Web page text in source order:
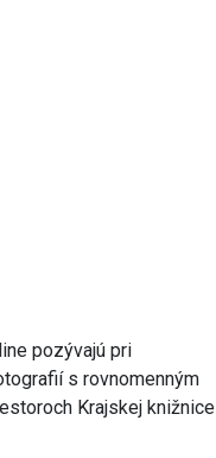
pozývajú pri
s rovnomenným
Krajskej knižnice